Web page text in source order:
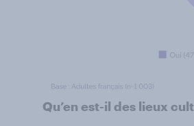
Qu’en est-il des lieux